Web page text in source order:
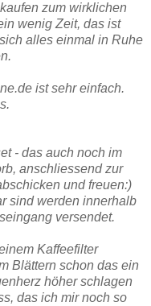
zum wirklichen
wenig Zeit, das ist
alles einmal in Ruhe
ist sehr einfach.
- das auch noch im
anschliessend zur
und freuen:)
sind werden innerhalb
versendet.
Kaffeefilter
Blättern schon das ein
höher schlagen
das ich mir noch so